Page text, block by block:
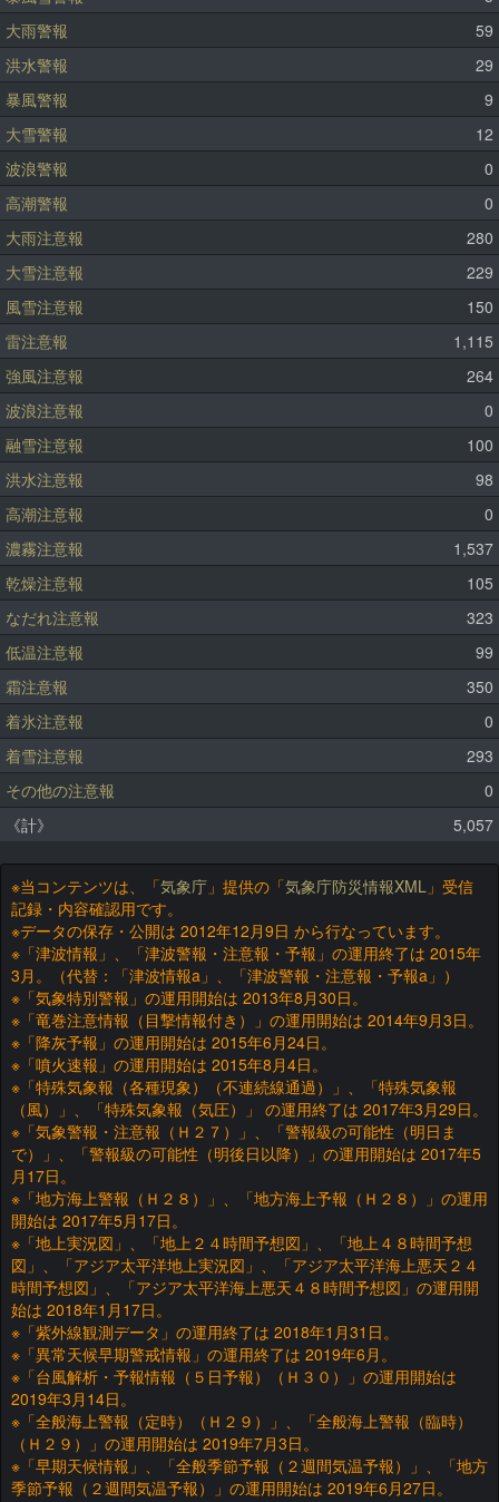
大雨警報
59
洪水警報
29
暴風警報
9
大雪警報
12
波浪警報
0
高潮警報
0
大雨注意報
280
大雪注意報
229
風雪注意報
150
雷注意報
1,115
強風注意報
264
波浪注意報
0
融雪注意報
100
洪水注意報
98
高潮注意報
0
濃霧注意報
1,537
乾燥注意報
105
なだれ注意報
323
低温注意報
99
霜注意報
350
着氷注意報
0
着雪注意報
293
その他の注意報
0
《計》
5,057
※当コンテンツは、「気象庁 」提供の「気象庁防災情報XML 」受信
記録・内容確認用です。
※データの保存・公開は 2012年12月9日 から行なっています。
※「津波情報」、「津波警報・注意報・予報」の運用終了は 2015年
3月。（代替：「津波情報a」、「津波警報・注意報・予報a」）
※「気象特別警報」の運用開始は 2013年8月30日。
※「竜巻注意情報（目撃情報付き）」の運用開始は 2014年9月3日。
※「降灰予報」の運用開始は 2015年6月24日。
※「噴火速報」の運用開始は 2015年8月4日。
※「特殊気象報（各種現象）（不連続線通過）」、「特殊気象報
（風）」、「特殊気象報（気圧）」 の運用終了は 2017年3月29日。
※「気象警報・注意報（Ｈ２７）」、「警報級の可能性（明日ま
で）」、「警報級の可能性（明後日以降）」の運用開始は 2017年5
月17日。
※「地方海上警報（Ｈ２８）」、「地方海上予報（Ｈ２８）」の運用
開始は 2017年5月17日。
※「地上実況図」、「地上２４時間予想図」、「地上４８時間予想
図」、「アジア太平洋地上実況図」、「アジア太平洋海上悪天２４
時間予想図」、「アジア太平洋海上悪天４８時間予想図」の運用開
始は 2018年1月17日。
※「紫外線観測データ」の運用終了は 2018年1月31日。
※「異常天候早期警戒情報」の運用終了は 2019年6月。
※「台風解析・予報情報（５日予報）（Ｈ３０）」の運用開始は
2019年3月14日。
※「全般海上警報（定時）（Ｈ２９）」、「全般海上警報（臨時）
（Ｈ２９）」の運用開始は 2019年7月3日。
※「早期天候情報」、「全般季節予報（２週間気温予報）」、「地方
季節予報（２週間気温予報）」の運用開始は 2019年6月27日。